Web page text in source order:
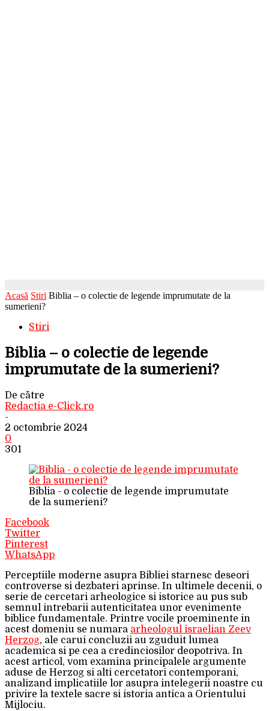
Acasă Stiri Biblia – o colectie de legende imprumutate de la
sumerieni?
Stiri
Biblia – o colectie de legende
imprumutate de la sumerieni?
De către
Redactia e-Click.ro
-
2 octombrie 2024
0
301
Biblia - o colectie de legende imprumutate
de la sumerieni?
Facebook
Twitter
Pinterest
WhatsApp
Perceptiile moderne asupra Bibliei starnesc deseori
controverse si dezbateri aprinse. In ultimele decenii, o
serie de cercetari arheologice si istorice au pus sub
semnul intrebarii autenticitatea unor evenimente
biblice fundamentale. Printre vocile proeminente in
acest domeniu se numara arheologul israelian Zeev
Herzog, ale carui concluzii au zguduit lumea
academica si pe cea a credinciosilor deopotriva. In
acest articol, vom examina principalele argumente
aduse de Herzog si alti cercetatori contemporani,
analizand implicatiile lor asupra intelegerii noastre cu
privire la textele sacre si istoria antica a Orientului
Mijlociu.